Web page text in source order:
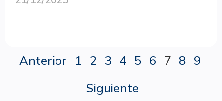
Anterior 1 2 3 4 5 6 7 8 9
Siguiente